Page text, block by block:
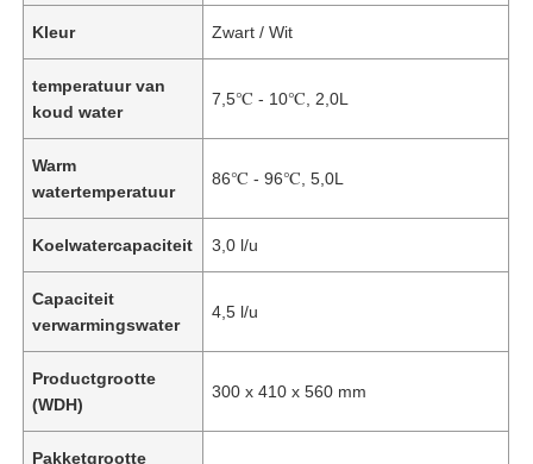
Kleur Zwart / Wit
temperatuur van
koud water
7,5℃ - 10℃, 2,0L
Warm
watertemperatuur
86℃ - 96℃, 5,0L
Koelwatercapaciteit 3,0 l/u
Capaciteit
verwarmingswater
4,5 l/u
Productgrootte
(WDH)
300 x 410 x 560 mm
Pakketgrootte